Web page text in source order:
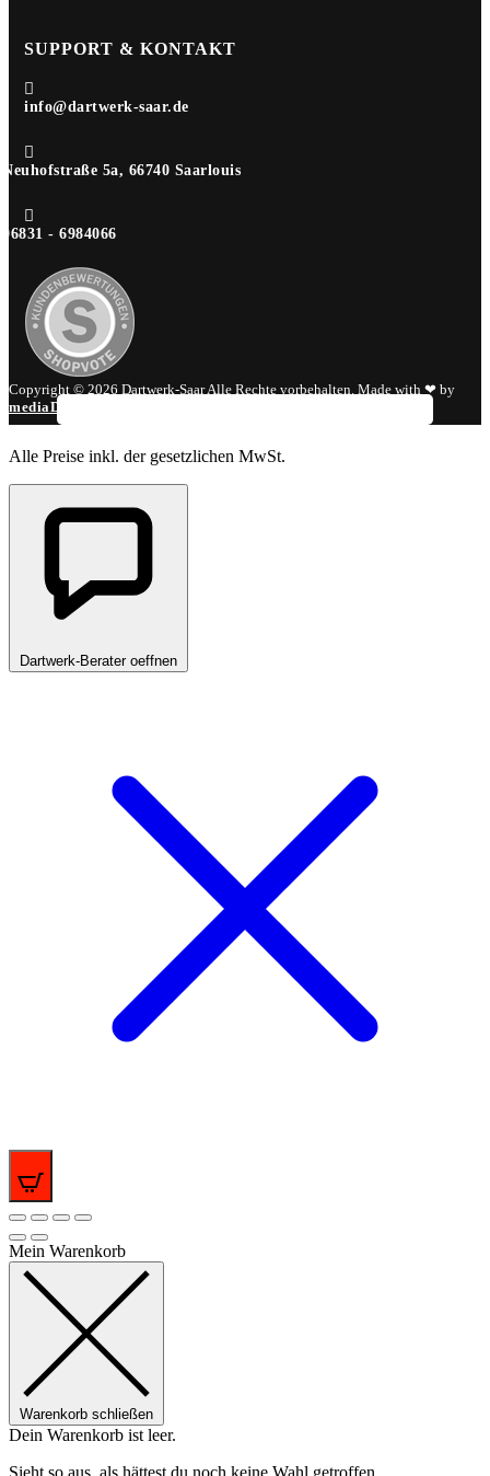
SUPPORT & KONTAKT

info@dartwerk-saar.de

Neuhofstraße 5a, 66740 Saarlouis

06831 - 6984066
Copyright © 2026 Dartwerk-Saar Alle Rechte vorbehalten. Made with ❤ by
mediaDIV
Alle Preise inkl. der gesetzlichen MwSt.
Dartwerk-Berater oeffnen
Mein Warenkorb
Warenkorb schließen
Dein Warenkorb ist leer.